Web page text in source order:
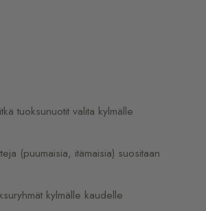
tuoksunuotit valita kylmälle
(puumaisia, itämaisia) suositaan
kylmälle kaudelle